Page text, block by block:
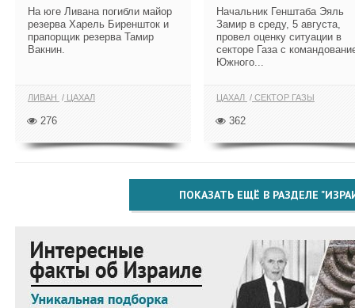
На юге Ливана погибли майор
резерва Харель Биреншток и
прапорщик резерва Тамир
Вакнин.
ЛИВАН ЦАХАЛ
276
Начальник Генштаба Эяль
Замир в среду, 5 августа,
провел оценку ситуации в
секторе Газа с
Южного...
ЦАХАЛ СЕКТОР ГАЗЫ
362
ПОКАЗАТЬ ЕЩЁ В РАЗДЕЛЕ